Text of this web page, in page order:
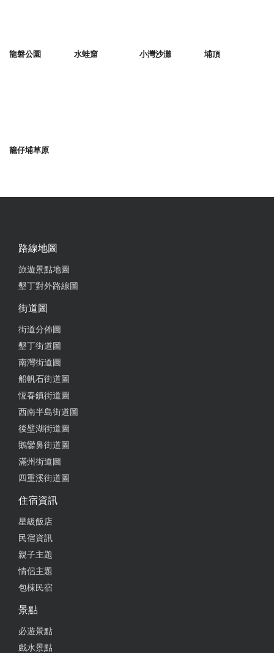
龍磐公園 水蛙窟 小灣沙灘 埔頂
籠仔埔草原
路線地圖
旅遊景點地圖
墾丁對外路線圖
街道圖
街道分佈圖
墾丁街道圖
南灣街道圖
船帆石街道圖
恆春鎮街道圖
西南半島街道圖
後壁湖街道圖
鵝鑾鼻街道圖
滿州街道圖
四重溪街道圖
住宿資訊
星級飯店
民宿資訊
親子主題
情侶主題
包棟民宿
景點
必遊景點
戲水景點